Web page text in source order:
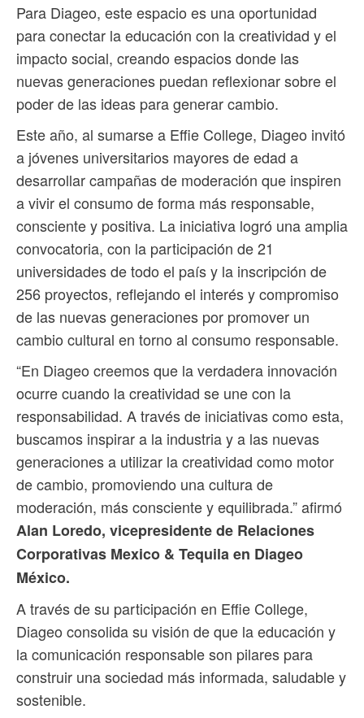
Para Diageo, este espacio es una oportunidad
para conectar la educación con la creatividad y el
impacto social, creando espacios donde las
nuevas generaciones puedan reflexionar sobre el
poder de las ideas para generar cambio.
Este año, al sumarse a Effie College, Diageo invitó
a jóvenes universitarios mayores de edad a
desarrollar campañas de moderación que inspiren
a vivir el consumo de forma más responsable,
consciente y positiva. La iniciativa logró una amplia
convocatoria, con la participación de 21
universidades de todo el país y la inscripción de
256 proyectos, reflejando el interés y compromiso
de las nuevas generaciones por promover un
cambio cultural en torno al consumo responsable.
“En Diageo creemos que la verdadera innovación
ocurre cuando la creatividad se une con la
responsabilidad. A través de iniciativas como esta,
buscamos inspirar a la industria y a las nuevas
generaciones a utilizar la creatividad como motor
de cambio, promoviendo una cultura de
moderación, más consciente y equilibrada.” afirmó
Alan Loredo, vicepresidente de Relaciones
Corporativas Mexico & Tequila en Diageo
México.
A través de su participación en Effie College,
Diageo consolida su visión de que la educación y
la comunicación responsable son pilares para
construir una sociedad más informada, saludable y
sostenible.